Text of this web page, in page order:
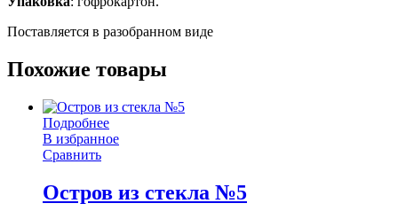
Поставляется в разобранном виде
Похожие товары
Подробнее
В избранное
Сравнить
Остров из стекла №5